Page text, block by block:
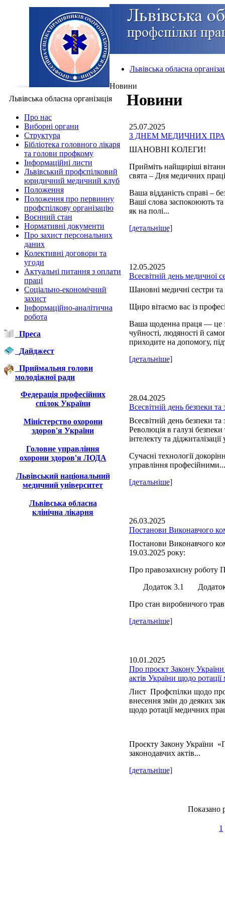
Львівська обласна
Новини
Львівська обласна організація
Про нас
Виборні органи
Структура
Бібліотека головного лікаря
та голови профкому
Інформаційні листи
Львівський профспілковий
юридичний медичний клуб
Положення
Положення про первинну
профспілкову організацію
Воєнний стан
Нормативні документи
Про захист персональних
даних
Колективні договори та
угоди
Актуальні питання з оплати
праці
Соціально-економічний
захист
Інформаційно-аналітична
робота
Преса
Дайджест
Приймальня голови
молодіжної ради
Федерація професійних
спілок України
Міністерство охорони
здоров'я України
Головне управління
охорони здоров'я ЛОДА
Львівський національний
медичний університет
Львівська обласна
клінічна лікарня
Новини
25.07.2025
З ДНЕМ МЕДИЧНИХ
ШАНОВНІ КОЛЕГИ!
Прийміть найщиріші
свята – Дня медичних
Ваша відданість справі –
Ваші слова заспокоюють
як на полі...
[детальніше]
12.05.2025
Всесвітній день медичної
Шановні медичні сестри та
Щиро вітаємо вас із
Ваша щоденна праця — це
чуйності, людяності й
приходите на допомогу,
[детальніше]
28.04.2025
Всесвітній день безпеки та
Всесвітній день безпеки та
Революція в галузі
інтелекту та
Сучасні технології
управління професійними...
[детальніше]
26.03.2025
Постанови Виконавчого
Постанови Виконавчого
19.03.2025 року:
Про правозахисну роботу
Додаток 3.1 Додаток
Про стан виробничого
[детальніше]
10.01.2025
Про проєкт Закону
актів України щодо
Лист Профспілки щодо
внесення змін до деяких
щодо ротації медичних
Проєкту Закону України
законодавчих актів...
[детальніше]
Показано
1